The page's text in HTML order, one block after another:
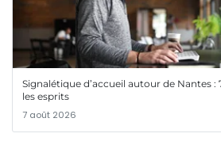
Signalétique d’accueil autour de Nantes
les esprits
7 août 2026